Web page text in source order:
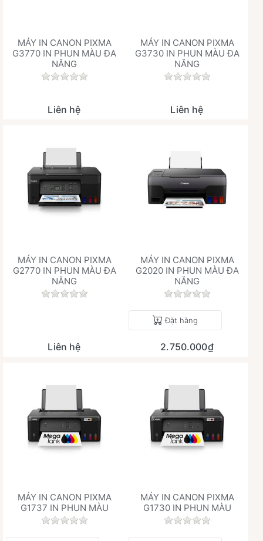
MÁY IN CANON PIXMA
G3770 IN PHUN MÀU ĐA
NĂNG
Chưa có đánh giá nào cho sản phẩm này.
Liên hệ
MÁY IN CANON PIXMA
G3730 IN PHUN MÀU ĐA
NĂNG
Chưa có đánh giá
Liên hệ
MÁY IN CANON PIXMA
G2770 IN PHUN MÀU ĐA
NĂNG
Chưa có đánh giá nào cho sản phẩm này.
Liên hệ
MÁY IN CANON PIXMA
G2020 IN PHUN MÀU ĐA
NĂNG
Chưa có đánh giá
Đặt hàng
2.750.000₫
MÁY IN CANON PIXMA
G1737 IN PHUN MÀU
Chưa có đánh giá nào cho sản phẩm này.
MÁY IN CANON PIXMA
G1730 IN PHUN MÀU
Chưa có đánh giá